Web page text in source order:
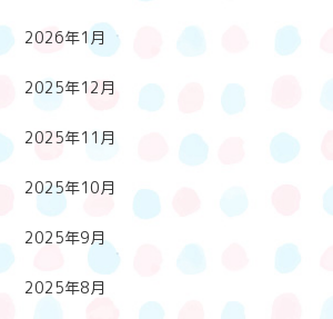
2026年1月
2025年12月
2025年11月
2025年10月
2025年9月
2025年8月